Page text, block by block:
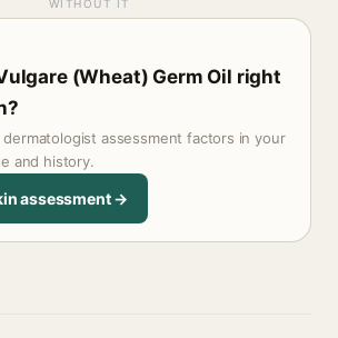
WITHOUT IT
(Wheat) Germ Oil right
dermatologist assessment factors in your
and history.
assessment →